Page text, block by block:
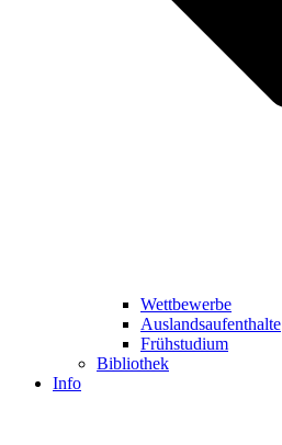
Wettbewerbe
Auslandsaufenthalte
Frühstudium
Bibliothek
Info